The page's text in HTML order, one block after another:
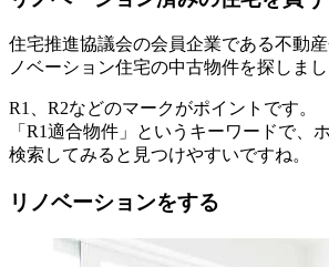
住宅推進協議会の会員企業である不動
ノベーション住宅の中古物件を探しまし
R1、R2などのマークがポイントです。
「R1適合物件」というキーワードで、
検索してみると見つけやすいですね。
リノベーションをする